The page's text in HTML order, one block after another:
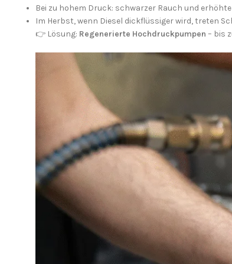
Bei zu hohem Druck: schwarzer Rauch und
Im Herbst, wenn Diesel dickflüssiger wird, treten
👉 Lösung: Regenerierte Hochdruckpumpen – bis